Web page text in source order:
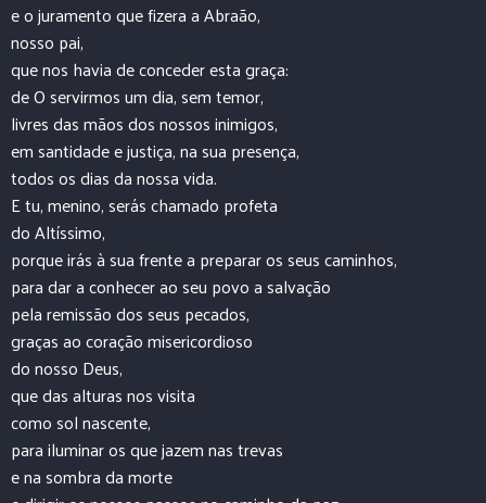
e o juramento que fizera a Abraão,
nosso pai,
que nos havia de conceder esta graça:
de O servirmos um dia, sem temor,
livres das mãos dos nossos inimigos,
em santidade e justiça, na sua presença,
todos os dias da nossa vida.
E tu, menino, serás chamado profeta
do Altíssimo,
porque irás à sua frente a preparar os seus caminhos,
para dar a conhecer ao seu povo a salvação
pela remissão dos seus pecados,
graças ao coração misericordioso
do nosso Deus,
que das alturas nos visita
como sol nascente,
para iluminar os que jazem nas trevas
e na sombra da morte